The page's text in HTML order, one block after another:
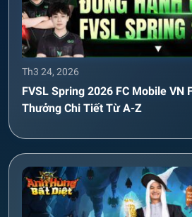
Th3 24, 2026
FVSL Spring 2026 FC Mobile VN
Thưởng Chi Tiết Từ A-Z